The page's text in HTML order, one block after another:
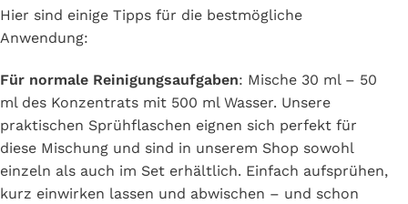
Hier sind einige Tipps für die bestmögliche
Anwendung:
Für normale Reinigungsaufgaben: Mische 30 ml – 50
ml des Konzentrats mit 500 ml Wasser. Unsere
praktischen Sprühflaschen eignen sich perfekt für
diese Mischung und sind in unserem Shop sowohl
einzeln als auch im Set erhältlich. Einfach aufsprühen,
kurz einwirken lassen und abwischen – und schon